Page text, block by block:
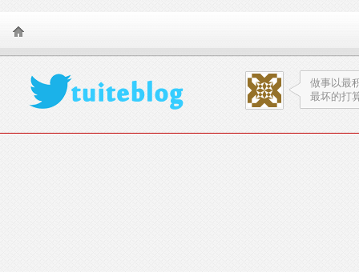
做事以最
最坏的打